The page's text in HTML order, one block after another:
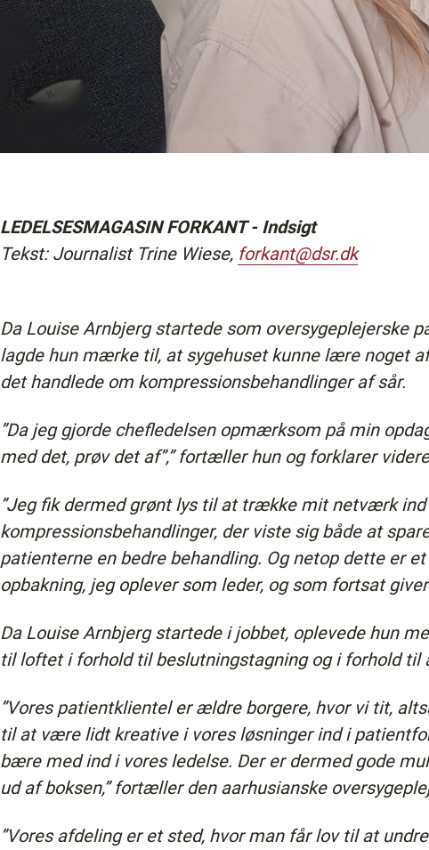
LEDELSESMAGASIN FORKANT - Indsigt
Tekst: Journalist Trine Wiese, forkant@dsr.dk
Da Louise Arnbjerg startede som oversygeplejerske
lagde hun mærke til, at sygehuset kunne lære noget
det handlede om kompressionsbehandlinger af sår.
”Da jeg gjorde chefledelsen opmærksom på min
med det, prøv det af”,” fortæller hun og forklarer
”Jeg fik dermed grønt lys til at trække mit netværk
kompressionsbehandlinger, der viste sig både at
patienterne en bedre behandling. Og netop dette er
opbakning, jeg oplever som leder, og som fortsat
Da Louise Arnbjerg startede i jobbet, oplevede hun
til loftet i forhold til beslutningstagning og i forhold til
”Vores patientklientel er ældre borgere, hvor vi tit,
til at være lidt kreative i vores løsninger ind i
bære med ind i vores ledelse. Der er dermed gode
ud af boksen,” fortæller den aarhusianske
”Vores afdeling er et sted, hvor man får lov til at